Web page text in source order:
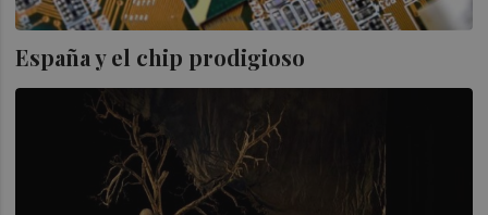
España y el chip prodigioso